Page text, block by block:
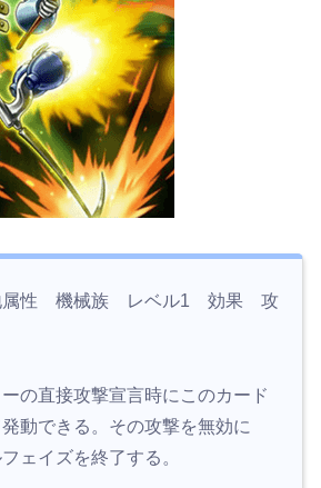
属性 機械族 レベル1 効果 攻
の直接攻撃宣言時にこのカード
動できる。その攻撃を無効に
ェイズを終了する。